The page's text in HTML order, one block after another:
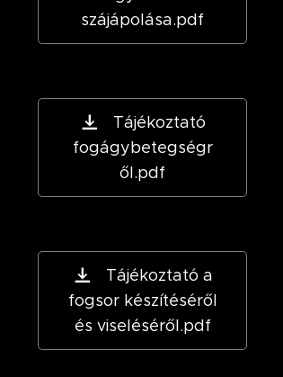
szájápolása.pdf
Tájékoztató
fogágybetegségr
ől.pdf
Tájékoztató a
fogsor készítéséről
és viseléséről.pdf